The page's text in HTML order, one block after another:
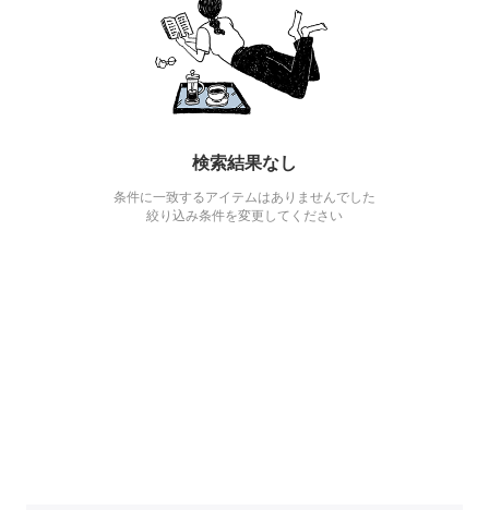
検索結果なし
条件に一致するアイテムはありませんでした
絞り込み条件を変更してください